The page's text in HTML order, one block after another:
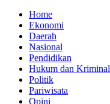
Home
Ekonomi
Daerah
Nasional
Pendidikan
Hukum dan Kriminal
Politik
Pariwisata
Opini